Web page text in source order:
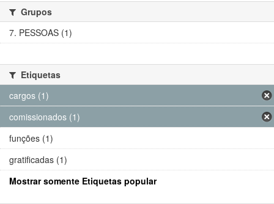
Grupos
7. PESSOAS (1)
Etiquetas
cargos (1)
comissionados (1)
funções (1)
gratificadas (1)
Mostrar somente Etiquetas popular